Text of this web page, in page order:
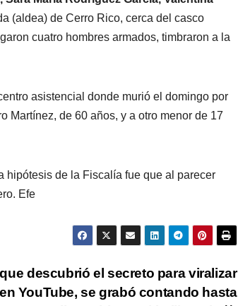
(aldea) de Cerro Rico, cerca del casco
cuatro hombres armados, timbraron a la
asistencial donde murió el domingo por
Martínez, de 60 años, y a otro menor de 17
hipótesis de la Fiscalía fue que al parecer
Efe
descubrió el secreto para viralizar
YouTube, se grabó contando hasta